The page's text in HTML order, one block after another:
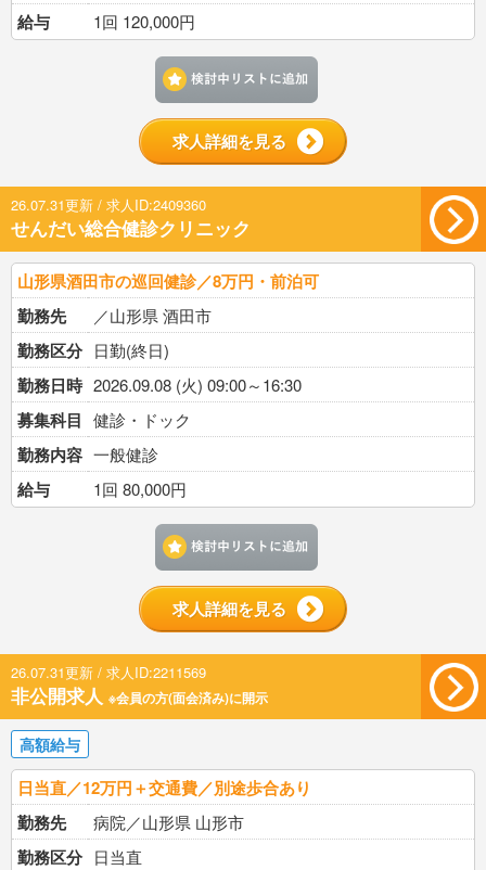
給与 1回 120,000円
求人詳細を見る
26.07.31更新 / 求人ID:2409360
せんだい総合健診クリニック
山形県酒田市の巡回健診／8万円・前泊可
勤務先
／山形県 酒田市
勤務区分 日勤(終日)
勤務日時 2026.09.08 (火) 09:00～16:30
募集科目 健診・ドック
勤務内容 一般健診
給与 1回 80,000円
求人詳細を見る
26.07.31更新 / 求人ID:2211569
非公開求人 ※会員の方(面会済み)に開示
高額給与
日当直／12万円＋交通費／別途歩合あり
勤務先
病院／山形県 山形市
勤務区分 日当直